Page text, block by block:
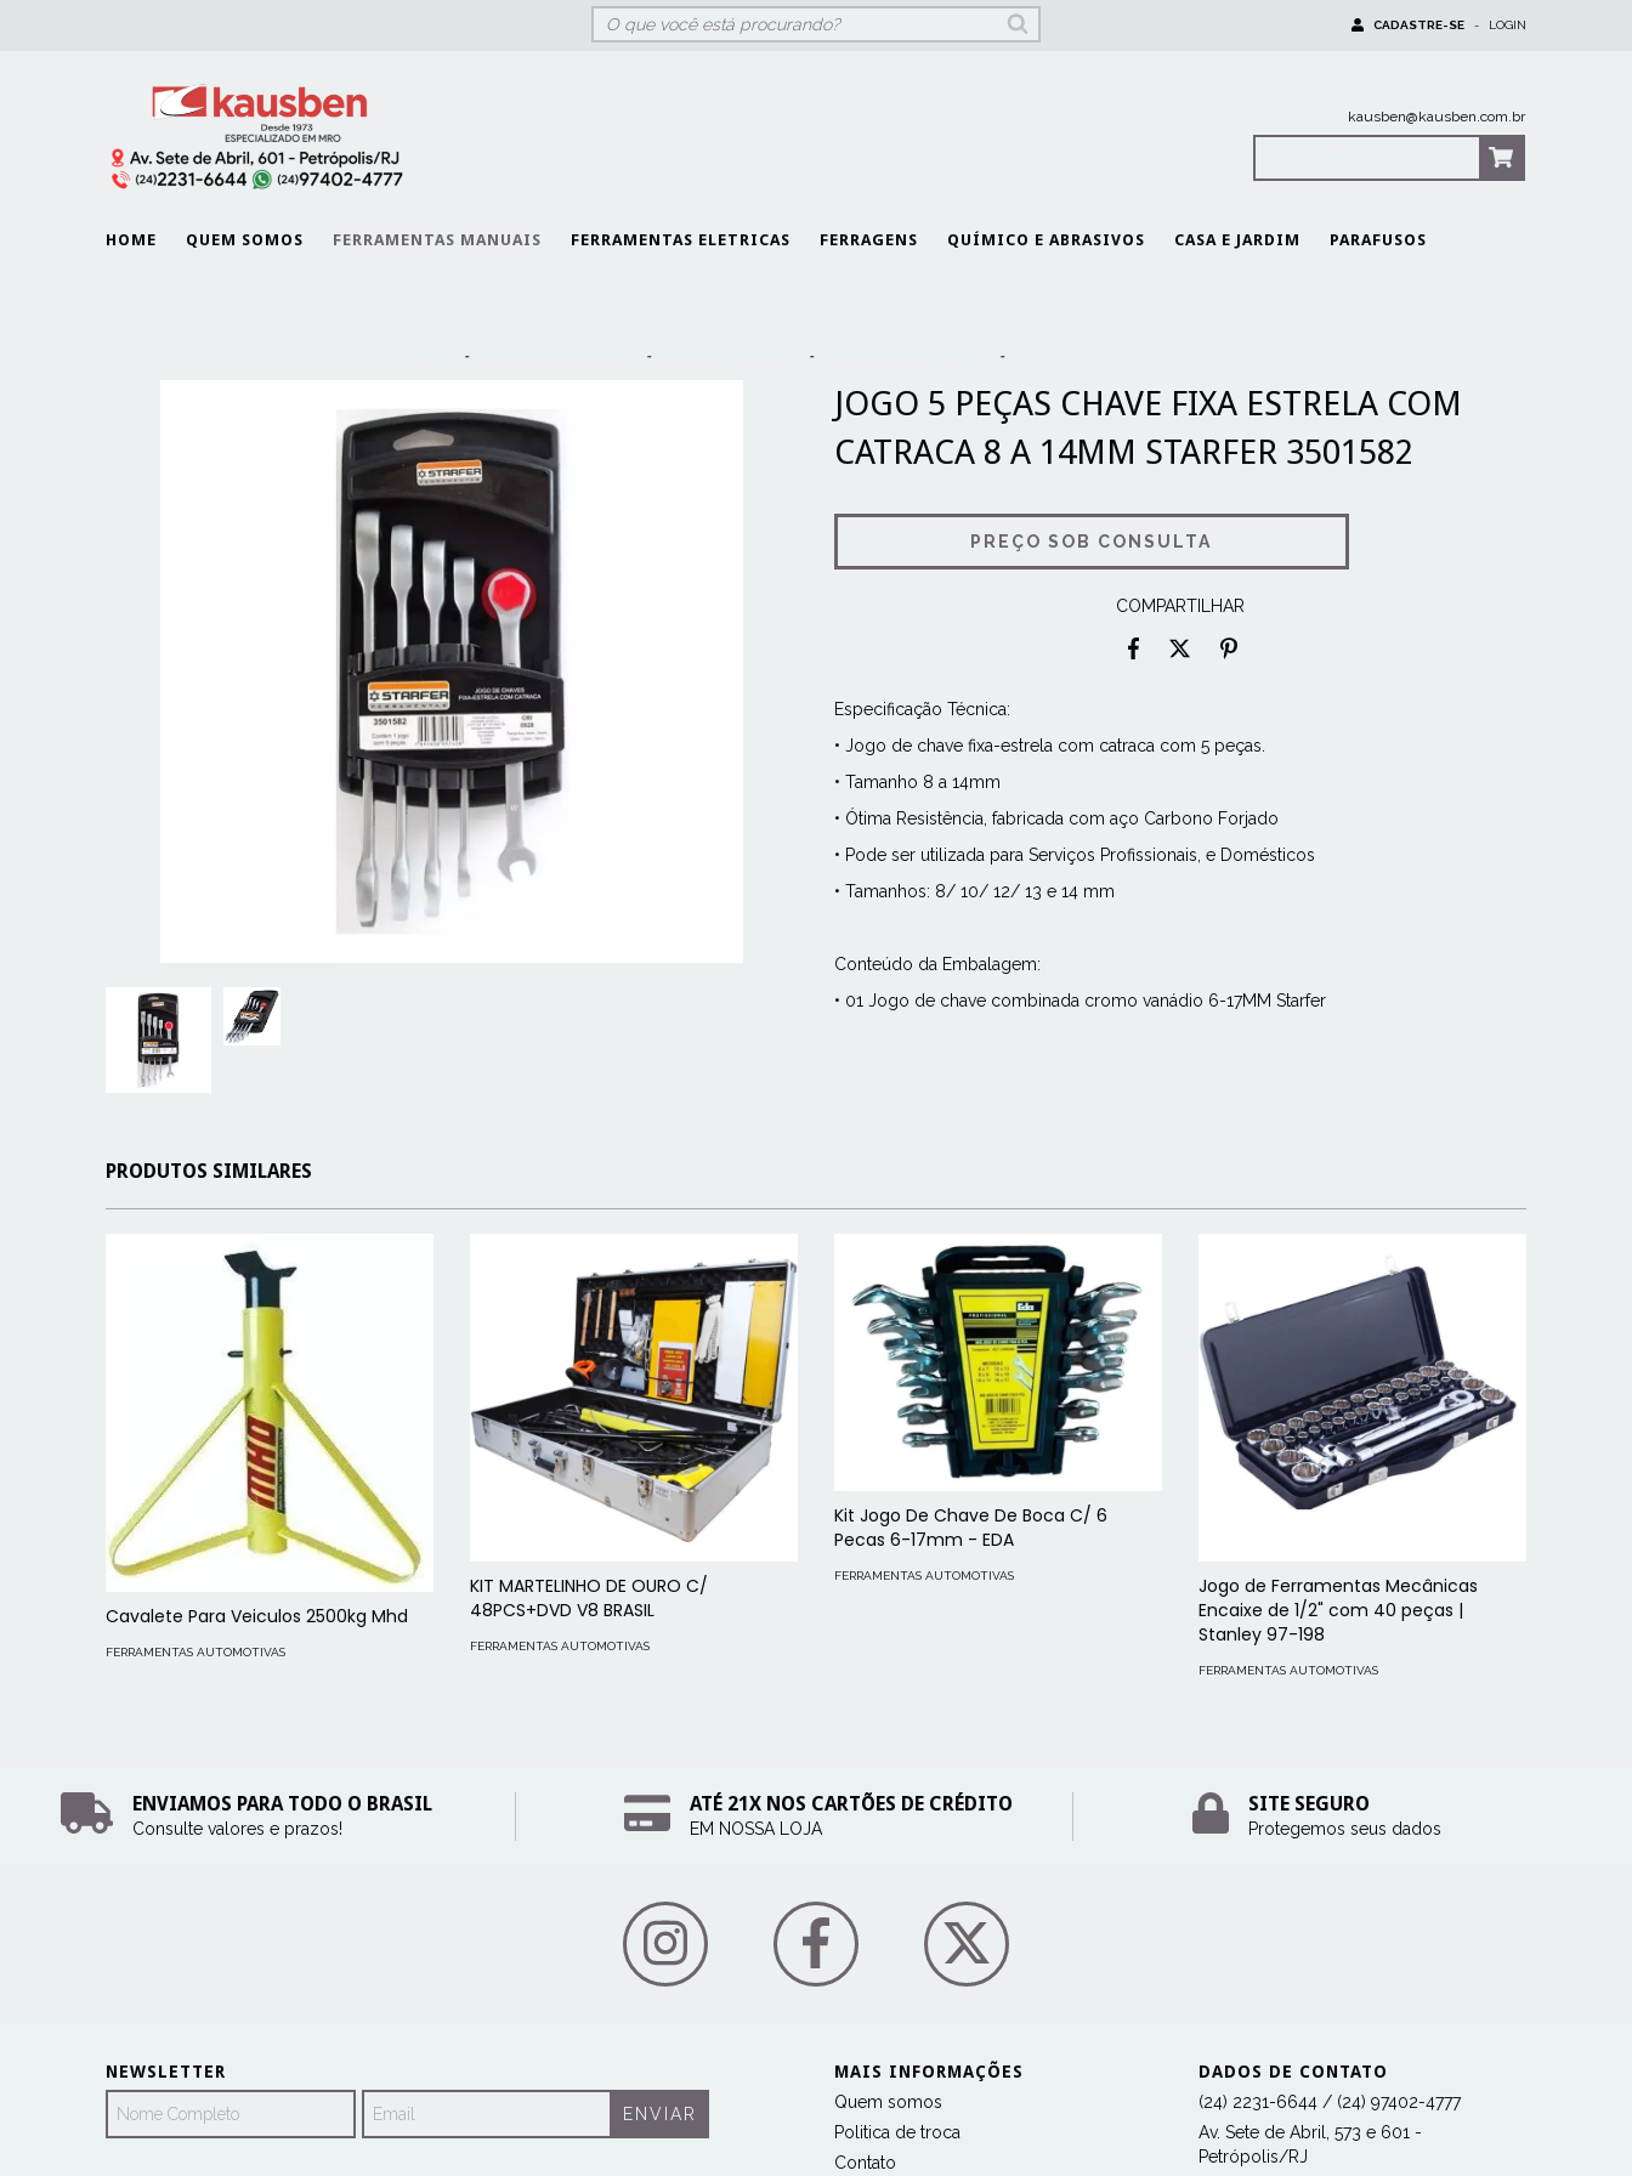
CADASTRE-SE - LOGIN
kausben@kausben.com.br
HOME QUEM SOMOS FERRAMENTAS MANUAIS FERRAMENTAS ELETRICAS FERRAGENS QUÍMICO E ABRASIVOS CASA E JARDIM PARAFUSOS
- - - -
JOGO 5 PEÇAS CHAVE FIXA ESTRELA COM
CATRACA 8 A 14MM STARFER 3501582
COMPARTILHAR
Especificação Técnica:
• Jogo de chave fixa-estrela com catraca com 5 peças.
• Tamanho 8 a 14mm
• Ótima Resistência, fabricada com aço Carbono Forjado
• Pode ser utilizada para Serviços Profissionais, e Domésticos
• Tamanhos: 8/ 10/ 12/ 13 e 14 mm
Conteúdo da Embalagem:
• 01 Jogo de chave combinada cromo vanádio 6-17MM Starfer
PRODUTOS SIMILARES
Cavalete Para Veiculos 2500kg Mhd
FERRAMENTAS AUTOMOTIVAS
KIT MARTELINHO DE OURO C/
48PCS+DVD V8 BRASIL
FERRAMENTAS AUTOMOTIVAS
Kit Jogo De Chave De Boca C/ 6
Pecas 6-17mm - EDA
FERRAMENTAS AUTOMOTIVAS
Jogo de Ferramentas Mecânicas
Encaixe de 1/2" com 40 peças |
Stanley 97-198
FERRAMENTAS AUTOMOTIVAS
ENVIAMOS PARA TODO O BRASIL
Consulte valores e prazos!
ATÉ 21X NOS CARTÕES DE CRÉDITO
EM NOSSA LOJA
SITE SEGURO
Protegemos seus dados
NEWSLETTER
MAIS INFORMAÇÕES
Quem somos
Politica de troca
Contato
DADOS DE CONTATO
(24) 2231-6644 / (24) 97402-4777
Av. Sete de Abril, 573 e 601 -
Petrópolis/RJ